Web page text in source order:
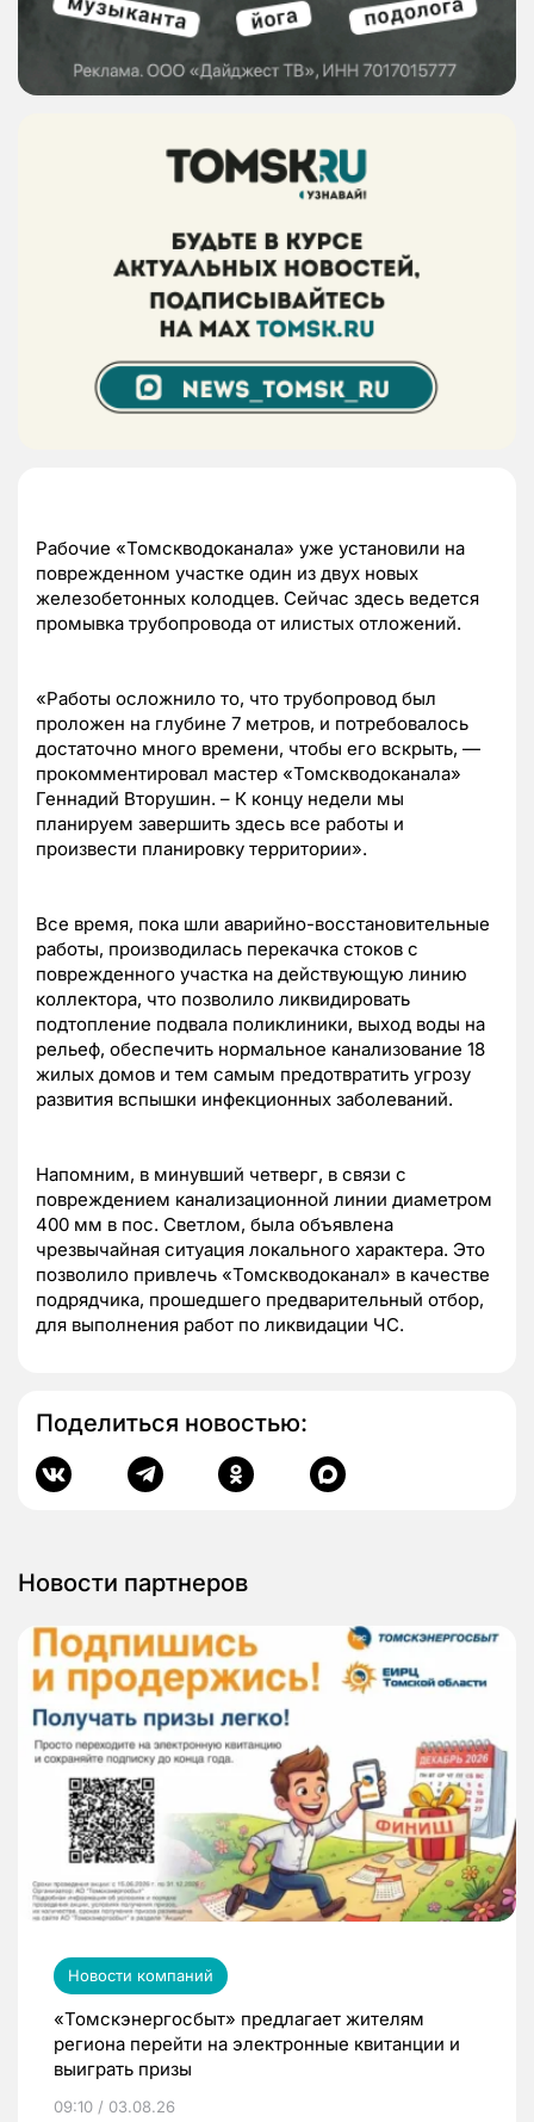
Рабочие «Томскводоканала» уже установили на
поврежденном участке один из двух новых
железобетонных колодцев. Сейчас здесь ведется
промывка трубопровода от илистых отложений.
«Работы осложнило то, что трубопровод был
проложен на глубине 7 метров, и потребовалось
достаточно много времени, чтобы его вскрыть, —
прокомментировал мастер «Томскводоканала»
Геннадий Вторушин. – К концу недели мы
планируем завершить здесь все работы и
произвести планировку территории».
Все время, пока шли аварийно-восстановительные
работы, производилась перекачка стоков с
поврежденного участка на действующую линию
коллектора, что позволило ликвидировать
подтопление подвала поликлиники, выход воды на
рельеф, обеспечить нормальное канализование 18
жилых домов и тем самым предотвратить угрозу
развития вспышки инфекционных заболеваний.
Напомним, в минувший четверг, в связи с
повреждением канализационной линии диаметром
400 мм в пос. Светлом, была объявлена
чрезвычайная ситуация локального характера. Это
позволило привлечь «Томскводоканал» в качестве
подрядчика, прошедшего предварительный отбор,
для выполнения работ по ликвидации ЧС.
Поделиться новостью:
Новости партнеров
Новости компаний
«Томскэнергосбыт» предлагает жителям
региона перейти на электронные квитанции и
выиграть призы
09:10 / 03.08.26